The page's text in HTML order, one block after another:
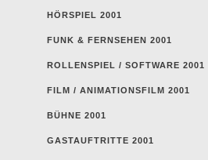
HÖRSPIEL 2001
FUNK & FERNSEHEN 2001
ROLLENSPIEL / SOFTWARE 2001
FILM / ANIMATIONSFILM 2001
BÜHNE 2001
GASTAUFTRITTE 2001